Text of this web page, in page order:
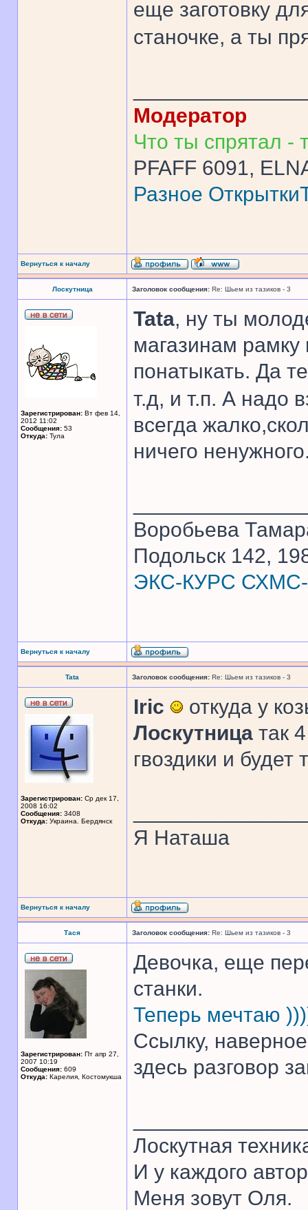
еще заготовку
станочке, а ты
Модератор
Что ты спрятал -
PFAFF 6091,
Разное Открытки
Вернуться к началу
Лоскутница Заголовок сообщения: Re: Шьем из тазиков - 3
Зарегистрирован: Вт фев 14,
2012 11:02
Сообщения: 53
Откуда: Тула
Tata, ну ты
магазинам рамку
понатыкать. Да
т.д, и т.п. А надо
всегда
ничего
Воробьева
Подольск 142,
ЭКС-КУРС СХМС-
Вернуться к началу
Tata Заголовок сообщения: Re: Шьем из тазиков - 3
Зарегистрирован: Ср дек 17,
2008 16:02
Сообщения: 3408
Откуда: Украина. Бердянск
Iric
откуда у
Лоскутница так
гвоздики и
Я Наташа
Вернуться к началу
Тася Заголовок сообщения: Re: Шьем из тазиков - 3
Зарегистрирован: Пт апр 27,
2007 10:19
Сообщения: 609
Откуда: Карелия, Костомукша
Девочка, еще
станки.
Теперь мечтаю
Ссылку,
здесь разговор
Лоскутная
И у каждого
Меня зовут Оля.